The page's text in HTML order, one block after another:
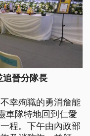
追晉分隊長
幸殉職的勇消詹能
車隊特地回到仁愛
程。下午由內政部